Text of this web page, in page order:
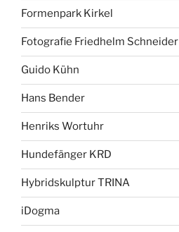
Formenpark Kirkel
Fotografie Friedhelm Schneider
Guido Kühn
Hans Bender
Henriks Wortuhr
Hundefänger KRD
Hybridskulptur TRINA
iDogma